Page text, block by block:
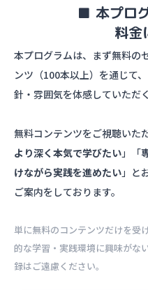
■ 本プロ
料金
本プログラムは、まず無料の
ンツ（100本以上）を通じて
針・雰囲気を体感していただ
無料コンテンツをご視聴いた
より深く本気で学びたい」「
けながら実践を進めたい」と
ご案内をしております。
単に無料のコンテンツだけを受
的な学習・実践環境に興味がな
録はご遠慮ください。